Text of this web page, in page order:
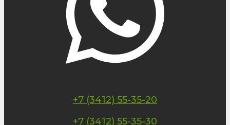
+7 (3412) 55-35-20
+7 (3412) 55-35-30